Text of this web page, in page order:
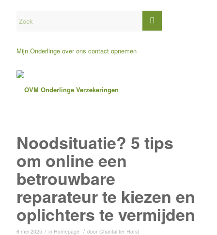
Mijn Onderlinge over ons contact opnemen
Noodsituatie? 5 tips
om online een
betrouwbare
reparateur te kiezen en
oplichters te vermijden
6 mei 2025 / in Homepage / door Chantal ter Horst